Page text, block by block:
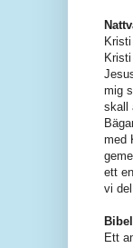
mig
skall
med
ett
vi
Ett